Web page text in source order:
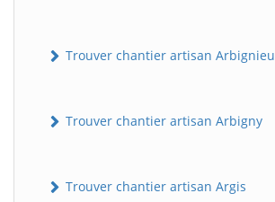
Trouver chantier artisan Arbignieu
Trouver chantier artisan Arbigny
Trouver chantier artisan Argis